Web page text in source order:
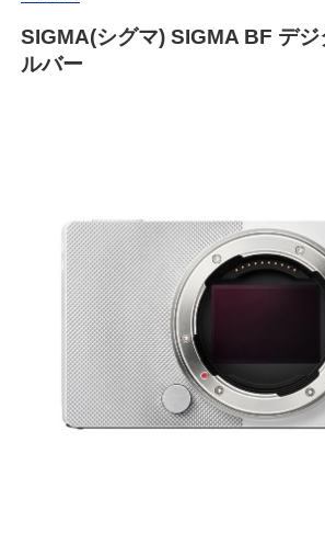
SIGMA(シグマ) SIGMA BF デ
ルバー